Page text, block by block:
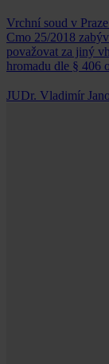
Vrchní soud v
Cmo 25/2018
považovat za jiný
hromadu dle § 406
JUDr. Vladimír